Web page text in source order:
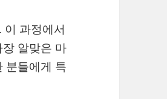
과정에서
알맞은 마
분들에게 특